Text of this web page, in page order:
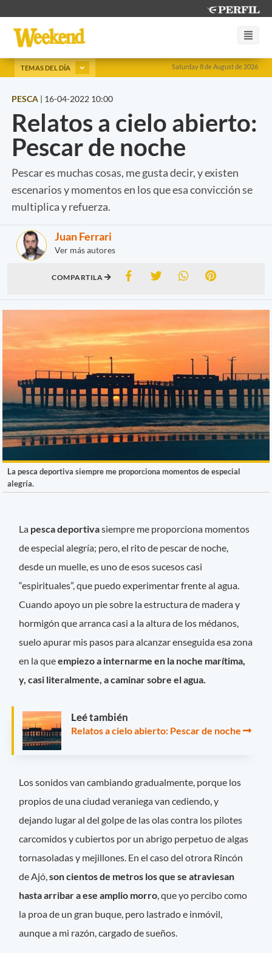
Saturday 8 de August de 2026
TEMAS DEL DÍA
PESCA | 16-04-2022 10:00
Relatos a cielo abierto:
Pescar de noche
Pescar es muchas cosas, me gusta decir, y existen
escenarios y momentos en los que esa convicción se
multiplica y refuerza.
Juan Ferrari
Ver más autores
COMPARTILA
La pesca deportiva siempre me proporciona momentos de especial
alegría.
La pesca deportivasiempre me proporciona momentos
de especial alegría; pero, el rito de pescar de noche,
desde un muelle, es uno de esos sucesos casi
“espirituales”, que puedo experimentar frente al agua.
Cuando apoyo un pie sobre la estructura de madera y
hormigón que arranca casi a la altura de los médanos,
suelo apurar mis pasos para alcanzar enseguida esa zona
en la queempiezo a internarme en la noche marítima,
y, casi literalmente, a caminar sobre el agua.
Leé también
Relatos a cielo abierto: Pescar de noche
Los sonidos van cambiando gradualmente, porque los
propios de una ciudad veraniega van cediendo, y
dejando lugar al del golpe de las olas contra los pilotes
carcomidos y cubiertos por un abrigo perpetuo de algas
tornasoladas y mejillones. En el caso del otrora Rincón
de Ajó,son cientos de metros los que se atraviesan
hasta arribar a ese amplio morro, que yo percibo como
la proa de un gran buque, pero lastrado e inmóvil,
aunque a mi razón, cargado de sueños.